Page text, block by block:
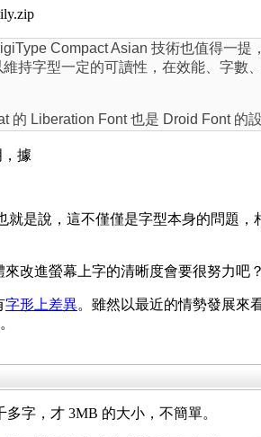
Compact Asian 技術也值得一
持字型一定的可讀性，在效能、字數
的 Liberation Font 也是 Droid Font 的
據
就是說，這不僅僅是字型本身的問題
改進螢幕上字的清晰度會要很努力吧？
字形上差異。雖然以最近的情勢發展來
字，才 3MB 的大小，不簡單。